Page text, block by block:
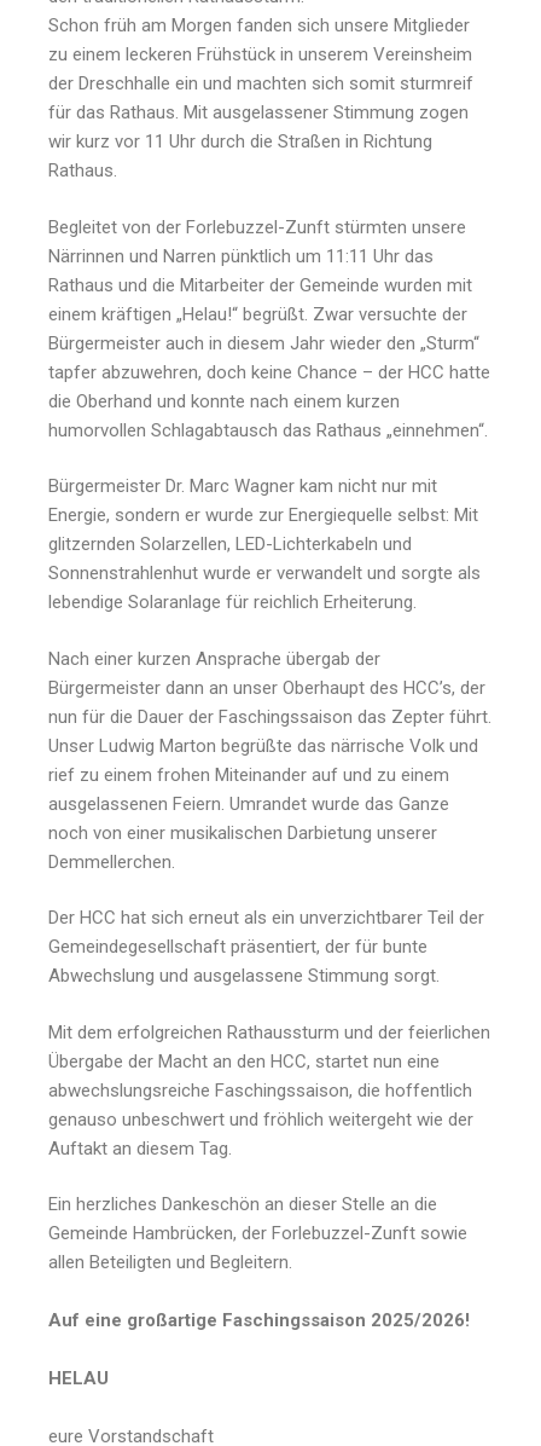
Schon früh am Morgen fanden sich unsere Mitglieder
zu einem leckeren Frühstück in unserem Vereinsheim
der Dreschhalle ein und machten sich somit sturmreif
für das Rathaus. Mit ausgelassener Stimmung zogen
wir kurz vor 11 Uhr durch die Straßen in Richtung
Rathaus.
Begleitet von der Forlebuzzel-Zunft stürmten unsere
Närrinnen und Narren pünktlich um 11:11 Uhr das
Rathaus und die Mitarbeiter der Gemeinde wurden mit
einem kräftigen „Helau!“ begrüßt. Zwar versuchte der
Bürgermeister auch in diesem Jahr wieder den „Sturm“
tapfer abzuwehren, doch keine Chance – der HCC hatte
die Oberhand und konnte nach einem kurzen
humorvollen Schlagabtausch das Rathaus „einnehmen“.
Bürgermeister Dr. Marc Wagner kam nicht nur mit
Energie, sondern er wurde zur Energiequelle selbst: Mit
glitzernden Solarzellen, LED-Lichterkabeln und
Sonnenstrahlenhut wurde er verwandelt und sorgte als
lebendige Solaranlage für reichlich Erheiterung.
Nach einer kurzen Ansprache übergab der
Bürgermeister dann an unser Oberhaupt des HCC’s, der
nun für die Dauer der Faschingssaison das Zepter führt.
Unser Ludwig Marton begrüßte das närrische Volk und
rief zu einem frohen Miteinander auf und zu einem
ausgelassenen Feiern. Umrandet wurde das Ganze
noch von einer musikalischen Darbietung unserer
Demmellerchen.
Der HCC hat sich erneut als ein unverzichtbarer Teil der
Gemeindegesellschaft präsentiert, der für bunte
Abwechslung und ausgelassene Stimmung sorgt.
Mit dem erfolgreichen Rathaussturm und der feierlichen
Übergabe der Macht an den HCC, startet nun eine
abwechslungsreiche Faschingssaison, die hoffentlich
genauso unbeschwert und fröhlich weitergeht wie der
Auftakt an diesem Tag.
Ein herzliches Dankeschön an dieser Stelle an die
Gemeinde Hambrücken, der Forlebuzzel-Zunft sowie
allen Beteiligten und Begleitern.
Auf eine großartige Faschingssaison 2025/2026!
HELAU
eure Vorstandschaft